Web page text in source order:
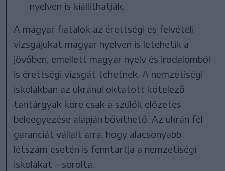
nyelven is kiállíthatják.
A magyar fiatalok az érettségi és felvételi
vizsgájukat magyar nyelven is letehetik a
jövőben, emellett magyar nyelv és irodalomból
is érettségi vizsgát tehetnek. A nemzetiségi
iskolákban az ukránul oktatott kötelező
tantárgyak köre csak a szülők előzetes
beleegyezése alapján bővíthető. Az ukrán fél
garanciát vállalt arra, hogy alacsonyabb
létszám esetén is fenntartja a nemzetiségi
iskolákat – sorolta.